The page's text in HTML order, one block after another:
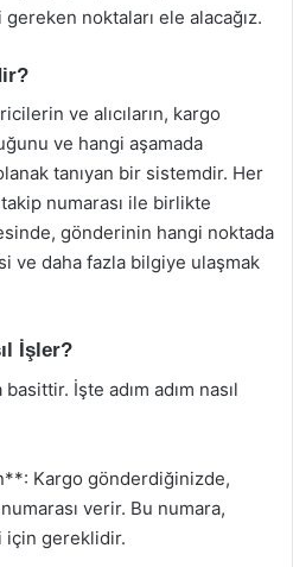
gereken noktaları ele alacağız.
ve alıcıların, kargo
ve hangi aşamada
tanıyan bir sistemdir. Her
numarası ile birlikte
gönderinin hangi noktada
ve daha fazla bilgiye ulaşmak
İşler?
İşte adım adım nasıl
Kargo gönderdiğinizde,
verir. Bu numara,
için gereklidir.